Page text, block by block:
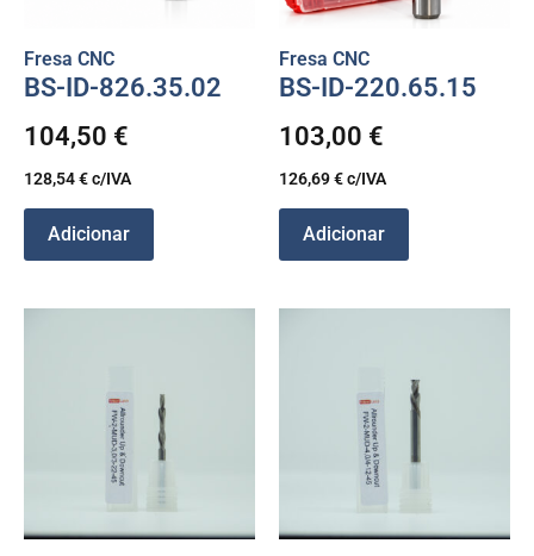
Fresa CNC
BS-ID-826.35.02
104,50 €
128,54€c/IVA
Adicionar
Fresa CNC
BS-ID-220.65.15
103,00 €
126,69€c/IVA
Adicionar